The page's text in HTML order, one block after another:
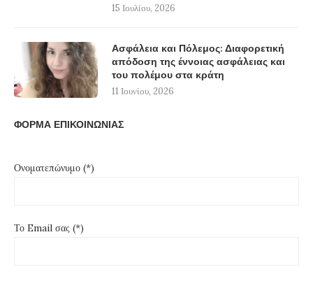
15 Ιουλίου, 2026
Ασφάλεια και Πόλεμος: Διαφορετική
απόδοση της έννοιας ασφάλειας και
του πολέμου στα κράτη
11 Ιουνίου, 2026
ΦΟΡΜΑ ΕΠΙΚΟΙΝΩΝΙΑΣ
Ονοματεπώνυμο (*)
Το Email σας (*)